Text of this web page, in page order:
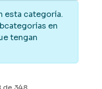
esta categoría.
en
tengan